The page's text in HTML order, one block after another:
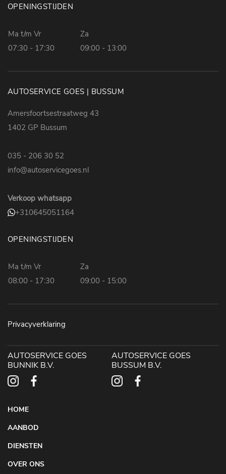
OPENINGSTIJDEN
Ma t/m Vr
07:30 - 17:30
Za
09:00 - 13:00
AUTOSERVICE GOES | BUSSUM
Amersfoortsestraatweg 43
1402 GP Bussum
035 - 206 30 52
info@autoservicegoes.nl
Verkoop whatsapp
+310645051164
OPENINGSTIJDEN
Ma t/m Vr
08:00 - 17:30
Za
09:00 - 15:00
Privacyverklaring
AUTOSERVICE GOES
BUNNIK B.V.
AUTOSERVICE GOES
BUSSUM B.V.
HOME
AANBOD
DIENSTEN
OVER ONS